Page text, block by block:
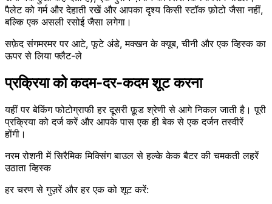
पैलेट को गर्म और देहाती रखें और आपका दृश्य किसी स्टॉक फ़ोटो जैसा नहीं,
बल्कि एक असली रसोई जैसा लगेगा।
सफ़ेद संगमरमर पर आटे, फूटे अंडे, मक्खन के क्यूब, चीनी और एक व्हिस्क का
ऊपर से लिया फ्लैट-ले
प्रक्रिया को कदम-दर-कदम शूट करना
यहीं पर बेकिंग फोटोग्राफी हर दूसरी फ़ूड श्रेणी से आगे निकल जाती है। पूरी
प्रक्रिया को दर्ज करें और आपके पास एक ही बेक से एक दर्जन तस्वीरें
होंगी।
नरम रोशनी में सिरैमिक मिक्सिंग बाउल से हल्के केक बैटर की चमकती लहरें
उठाता व्हिस्क
हर चरण से गुज़रें और हर एक को शूट करें: